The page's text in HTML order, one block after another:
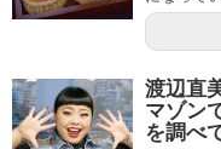
渡辺直
マゾン
を調べ